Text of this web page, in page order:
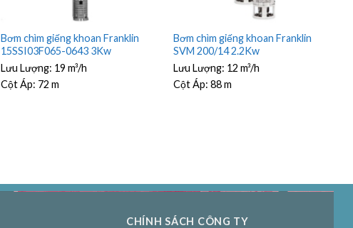
Bơm chìm giếng khoan Franklin
15SSI03F065-0643 3Kw
Lưu Lượng: 19 m³/h
Cột Áp: 72 m
Bơm chìm giếng khoan Franklin
SVM 200/14 2.2Kw
Lưu Lượng: 12 m³/h
Cột Áp:88 m
CHÍNH SÁCH CÔNG TY